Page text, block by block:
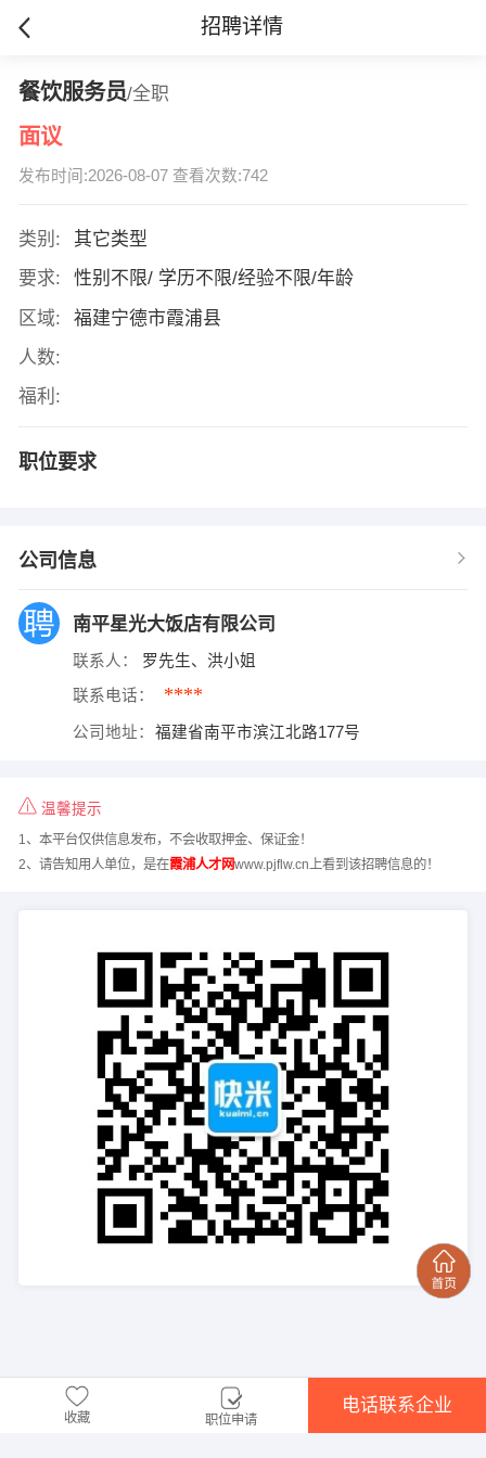
招聘详情
餐饮服务员/全职
面议
发布时间:2026-08-07 查看次数:742
类别:
其它类型
要求:
性别不限/ 学历不限/经验不限/年龄
区域:
福建宁德市霞浦县
人数:
福利:
职位要求
公司信息
南平星光大饭店有限公司
联系人： 罗先生、洪小姐
联系电话： ****
公司地址： 福建省南平市滨江北路177号
温馨提示
1、本平台仅供信息发布，不会收取押金、保证金！
2、请告知用人单位，是在霞浦人才网www.pjflw.cn上看到该招聘信息的！
收藏 职位申请
电话联系企业